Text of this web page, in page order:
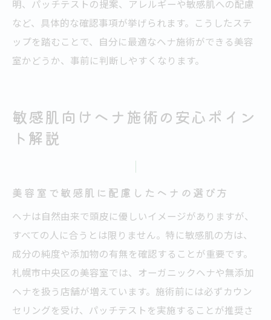
明、パッチテストの提案、アレルギーや敏感肌への配慮
など、具体的な確認事項が挙げられます。こうしたステ
ップを踏むことで、自分に最適なヘナ施術ができる美容
室かどうか、事前に判断しやすくなります。
敏感肌向けヘナ施術の安心ポイン
ト解説
美容室で敏感肌に配慮したヘナの選び方
ヘナは自然由来で頭皮に優しいイメージがありますが、
すべての人に合うとは限りません。特に敏感肌の方は、
成分の純度や添加物の有無を確認することが重要です。
札幌市中央区の美容室では、オーガニックヘナや無添加
ヘナを扱う店舗が増えています。施術前には必ずカウン
セリングを受け、パッチテストを実施することが推奨さ